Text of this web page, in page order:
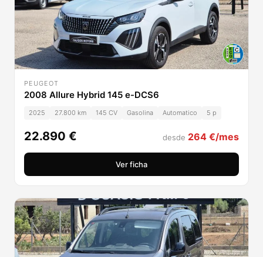
PEUGEOT
2008 Allure Hybrid 145 e-DCS6
2025 27.800 km 145 CV Gasolina Automatico 5 p
22.890 € desde 264 €/mes
Ver ficha